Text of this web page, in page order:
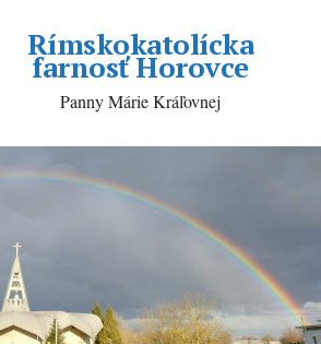
Rímskokatolícka
farnosť Horovce
Panny Márie Kráľovnej